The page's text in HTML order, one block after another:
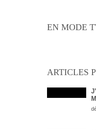
EN MODE
ARTICLES